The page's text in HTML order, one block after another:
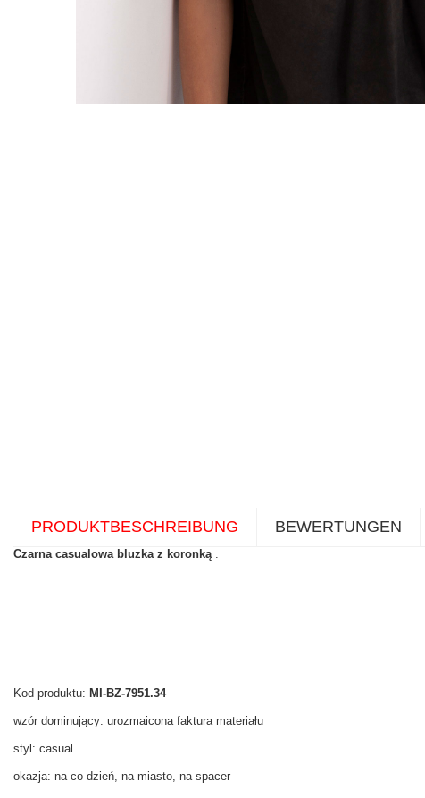
PRODUKTBESCHREIBUNG BEWERTUNGEN
Czarna casualowa bluzka z koronką.
Kod produktu: MI-BZ-7951.34
wzór dominujący: urozmaicona faktura materiału
styl: casual
okazja: na co dzień, na miasto, na spacer